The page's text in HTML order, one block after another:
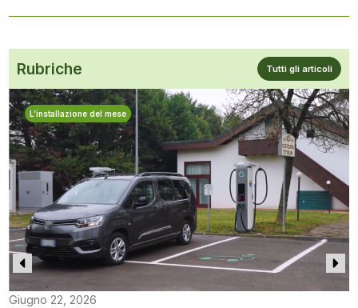
Rubriche Tutti gli articoli
L’installazione del mese
Giugno 22, 2026